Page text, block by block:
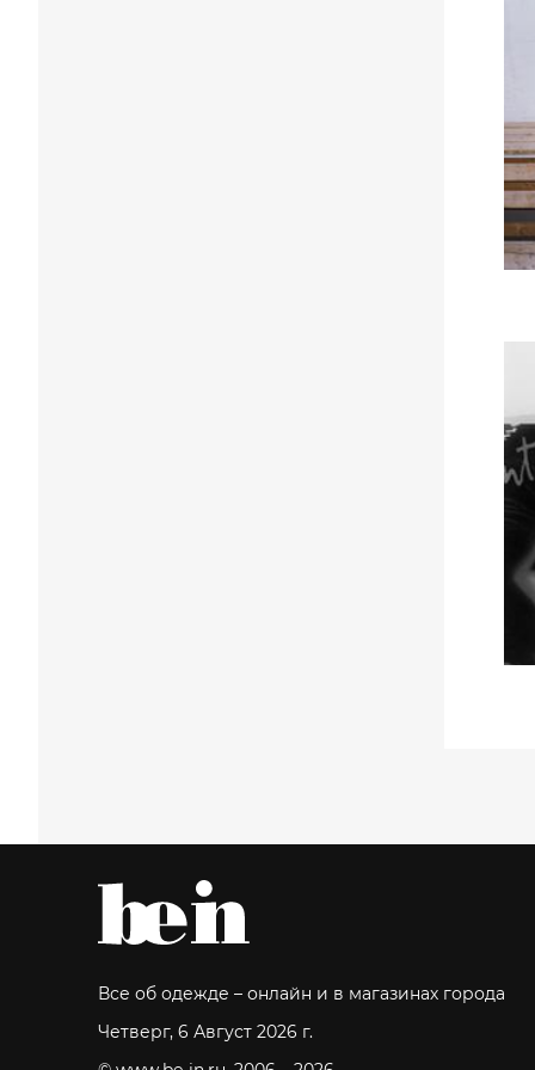
Все об одежде – онлайн и в магазинах города
Четверг, 6 Август 2026 г.